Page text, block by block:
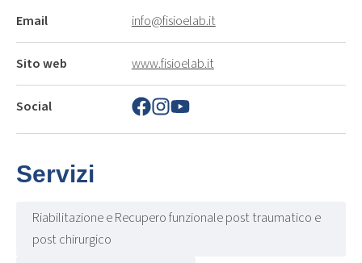
Email info@fisioelab.it
Sito web www.fisioelab.it
Social
Servizi
Riabilitazione e Recupero funzionale post traumatico e
post chirurgico